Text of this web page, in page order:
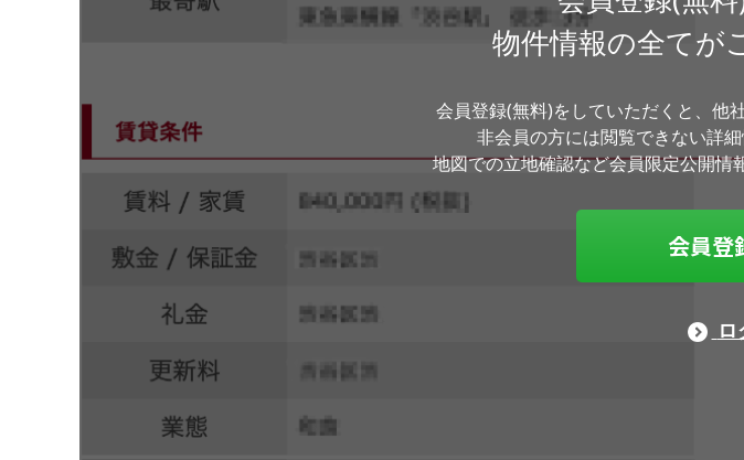
物件情報の全てが
会員登録(無料)をしていただくと、他
非会員の方には閲覧できない詳
地図での立地確認など会員限定公開
会員登